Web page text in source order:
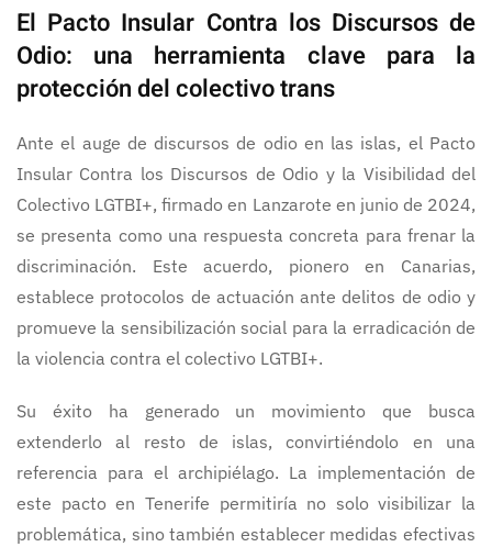
El Pacto Insular Contra los Discursos de
Odio: una herramienta clave para la
protección del colectivo trans
Ante el auge de discursos de odio en las islas, el Pacto
Insular Contra los Discursos de Odio y la Visibilidad del
Colectivo LGTBI+, firmado en Lanzarote en junio de 2024,
se presenta como una respuesta concreta para frenar la
discriminación. Este acuerdo, pionero en Canarias,
establece protocolos de actuación ante delitos de odio y
promueve la sensibilización social para la erradicación de
la violencia contra el colectivo LGTBI+.
Su éxito ha generado un movimiento que busca
extenderlo al resto de islas, convirtiéndolo en una
referencia para el archipiélago. La implementación de
este pacto en Tenerife permitiría no solo visibilizar la
problemática, sino también establecer medidas efectivas